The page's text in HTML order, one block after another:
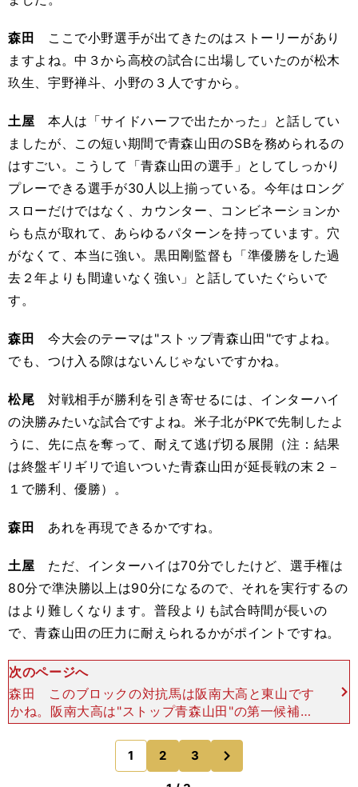
森田
ここで小野選手が出てきたのはストーリーがあり
ますよね。中３から高校の試合に出場していたのが松木
玖生、宇野禅斗、小野の３人ですから。
土屋 本人は「サイドハーフで出たかった」と話してい
ましたが、この短い期間で青森山田のSBを務められるの
はすごい。こうして「青森山田の選手」としてしっかり
プレーできる選手が30人以上揃っている。今年はロング
スローだけではなく、カウンター、コンビネーションか
らも点が取れて、あらゆるパターンを持っています。穴
がなくて、本当に強い。黒田剛監督も「準優勝をした過
去２年よりも間違いなく強い」と話していたぐらいで
す。
森田
今大会のテーマは"ストップ青森山田"ですよね。
でも、つけ入る隙はないんじゃないですかね。
松尾 対戦相手が勝利を引き寄せるには、インターハイ
の決勝みたいな試合ですよね。米子北がPKで先制したよ
うに、先に点を奪って、耐えて逃げ切る展開（注：結果
は終盤ギリギリで追いついた青森山田が延長戦の末２－
１で勝利、優勝）。
森田 あれを再現できるかですね。
土屋 ただ、インターハイは70分でしたけど、選手権は
80分で準決勝以上は90分になるので、それを実行するの
はより難しくなります。普段よりも試合時間が長いの
で、青森山田の圧力に耐えられるかがポイントですね。
次のページへ
森田 このブロックの対抗馬は阪南大高と東山です
かね。阪南大高は"ストップ青森山田"の第一候補。
今年は各ポジションにタレントがいます。松尾 確
かにタレントはいますよね。中盤の櫻井文陽選手や
左SBの保田
1 2 3